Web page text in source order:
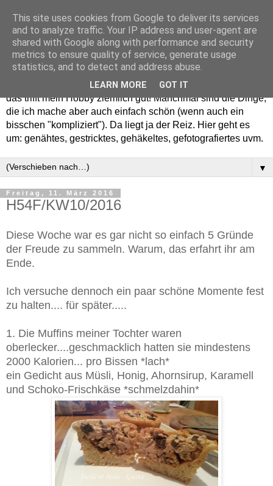
Willkommen in meinem "Wohnzimmer". Einfach und schön -
das trifft mein Hobby ziemlich gut! Manchmal sind die Dinge,
die ich mache aber auch einfach schön (wenn auch ein
bisschen "kompliziert"). Da liegt ja der Reiz. Hier geht es
um: genähtes, gestricktes, gehäkeltes, gefotografiertes uvm.
▼
Freitag, 11. März 2016
H54F/KW10/2016
Diese Woche war es gar nicht so einfach 5 Gründe
der Freude zu sammeln. Warum, das erfahrt ihr am
Ende.
Ich versuche dennoch ein paar schöne Momente fest
zu halten.... für später.....
1. Die Muffins meiner Tochter waren
oberlecker....geschmacklich hatten sie mindestens
2000 Kalorien... pro Bissen *lach*
ein Gedicht aus Müsli, Honig, Ahornsirup, Karamell
und Schoko-Frischkäse *schmelzdahin*
This site uses cookies from Google to deliver its services
and to analyze traffic. Your IP address and user-agent are
shared with Google along with performance and security
metrics to ensure quality of service, generate usage
statistics, and to detect and address abuse.
LEARN MORE GOT IT